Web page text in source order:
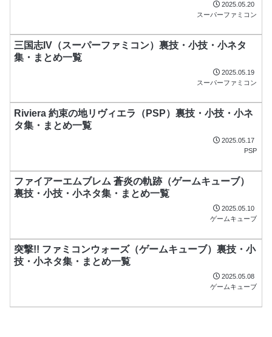
2025.05.20
スーパーファミコン
三国志IV（スーパーファミコン）裏技・小技・小ネタ
集・まとめ一覧
2025.05.19
スーパーファミコン
Riviera 約束の地リヴィエラ（PSP）裏技・小技・小ネ
タ集・まとめ一覧
2025.05.17
PSP
ファイアーエムブレム 蒼炎の軌跡（ゲームキューブ）
裏技・小技・小ネタ集・まとめ一覧
2025.05.10
ゲームキューブ
突撃!! ファミコンウォーズ（ゲームキューブ）裏技・小
技・小ネタ集・まとめ一覧
2025.05.08
ゲームキューブ